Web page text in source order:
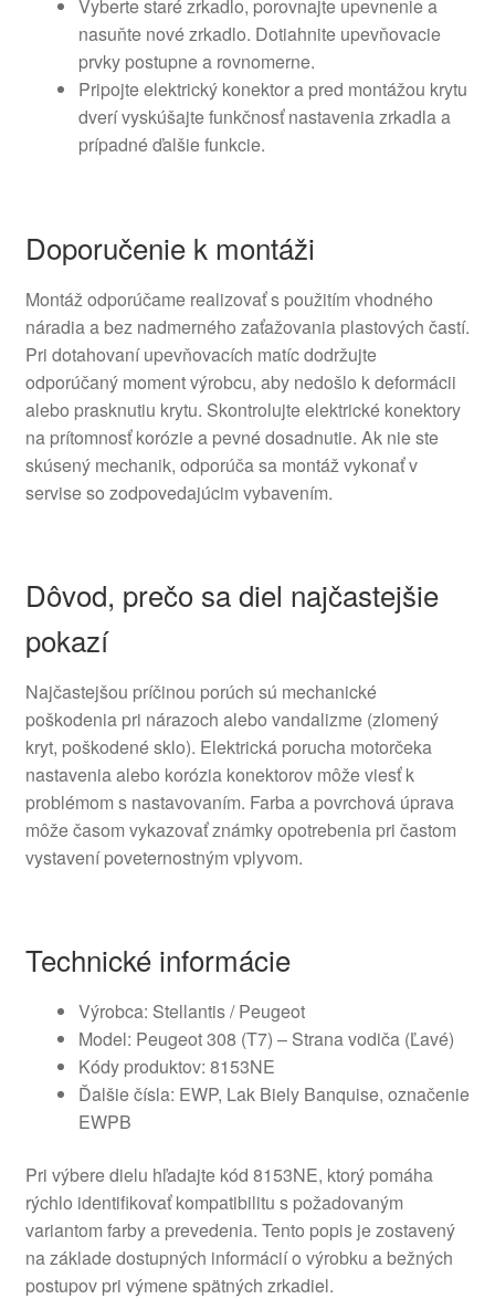
Vyberte staré zrkadlo, porovnajte upevnenie a
nasuňte nové zrkadlo. Dotiahnite upevňovacie
prvky postupne a rovnomerne.
Pripojte elektrický konektor a pred montážou krytu
dverí vyskúšajte funkčnosť nastavenia zrkadla a
prípadné ďalšie funkcie.
Doporučenie k montáži
Montáž odporúčame realizovať s použitím vhodného
náradia a bez nadmerného zaťažovania plastových častí.
Pri dotahovaní upevňovacích matíc dodržujte
odporúčaný moment výrobcu, aby nedošlo k deformácii
alebo prasknutiu krytu. Skontrolujte elektrické konektory
na prítomnosť korózie a pevné dosadnutie. Ak nie ste
skúsený mechanik, odporúča sa montáž vykonať v
servise so zodpovedajúcim vybavením.
Dôvod, prečo sa diel najčastejšie
pokazí
Najčastejšou príčinou porúch sú mechanické
poškodenia pri nárazoch alebo vandalizme (zlomený
kryt, poškodené sklo). Elektrická porucha motorčeka
nastavenia alebo korózia konektorov môže viesť k
problémom s nastavovaním. Farba a povrchová úprava
môže časom vykazovať známky opotrebenia pri častom
vystavení poveternostným vplyvom.
Technické informácie
Výrobca: Stellantis / Peugeot
Model: Peugeot 308 (T7) – Strana vodiča (Ľavé)
Kódy produktov: 8153NE
Ďalšie čísla: EWP, Lak Biely Banquise, označenie
EWPB
Pri výbere dielu hľadajte kód 8153NE, ktorý pomáha
rýchlo identifikovať kompatibilitu s požadovaným
variantom farby a prevedenia. Tento popis je zostavený
na základe dostupných informácií o výrobku a bežných
postupov pri výmene spätných zrkadiel.